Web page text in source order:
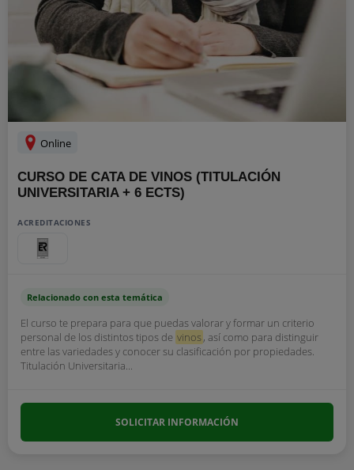
Online
CURSO DE CATA DE VINOS (TITULACIÓN
UNIVERSITARIA + 6 ECTS)
ACREDITACIONES
Relacionado con esta temática
El curso te prepara para que puedas valorar y formar un criterio
personal de los distintos tipos de vinos, así como para distinguir
entre las variedades y conocer su clasificación por propiedades.
Titulación Universitaria...
SOLICITAR INFORMACIÓN